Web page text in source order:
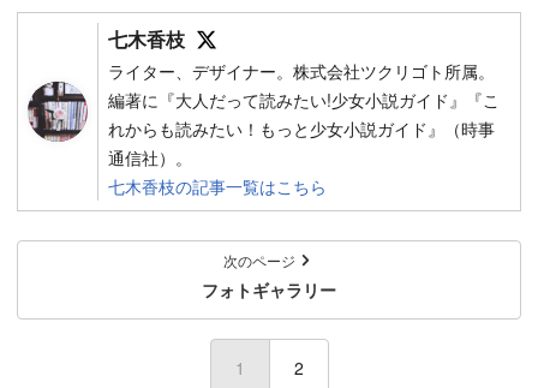
七木香枝
ライター、デザイナー。株式会社ツクリゴト所属。
編著に『大人だって読みたい!少女小説ガイド』『こ
れからも読みたい！もっと少女小説ガイド』（時事
通信社）。
七木香枝の記事一覧はこちら
次のページ
フォトギャラリー
1 2